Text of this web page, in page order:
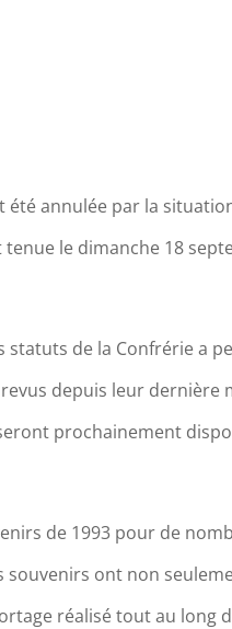
été annulée par la
tenue le dimanche 18
de la Confrérie a
depuis leur dernière
prochainement
de 1993 pour de
souvenirs ont non
réalisé tout au long